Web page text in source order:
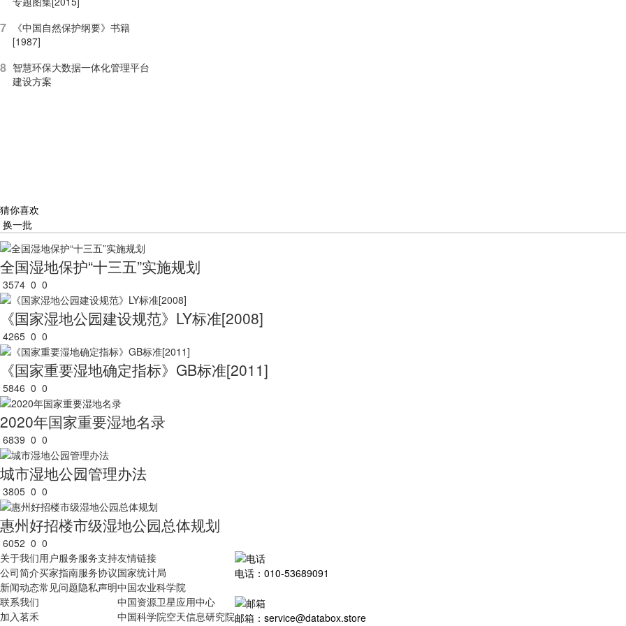
7
《中国自然保护纲要》书籍
[1987]
8 智慧环保大数据一体化管理平台
建设方案
猜你喜欢
换一批
全国湿地保护“十三五”实施规划
3574 0 0
《国家湿地公园建设规范》LY标准[2008]
4265 0 0
《国家重要湿地确定指标》GB标准[2011]
5846 0 0
2020年国家重要湿地名录
6839 0 0
城市湿地公园管理办法
3805 0 0
惠州好招楼市级湿地公园总体规划
6052 0 0
关于我们
公司简介
新闻动态
联系我们
加入茗禾
用户服务
买家指南
常见问题
服务支持
服务协议
隐私声明
友情链接
国家统计局
中国农业科学院
中国资源卫星应用中心
中国科学院空天信息研究院
电话：010-53689091
邮箱：service@databox.store